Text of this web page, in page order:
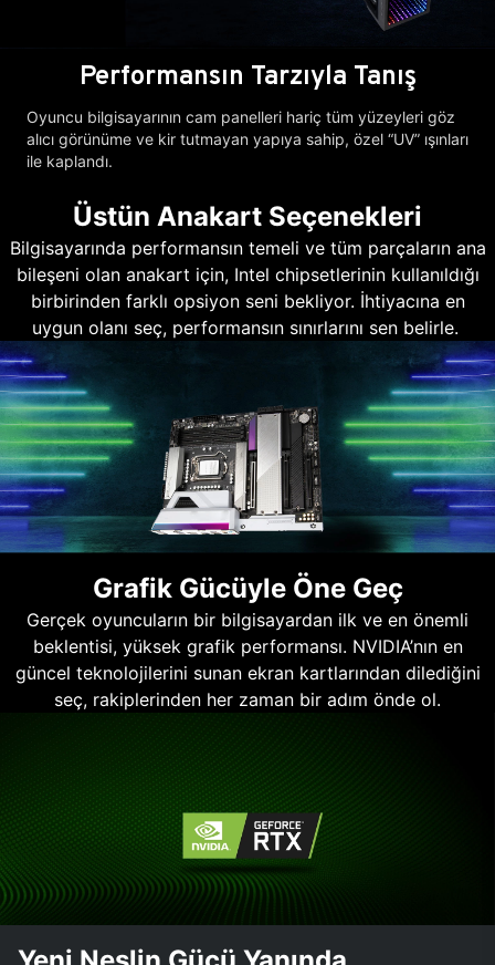
Performansın Tarzıyla Tanış
Oyuncu bilgisayarının cam panelleri hariç tüm yüzeyleri göz
alıcı görünüme ve kir tutmayan yapıya sahip, özel “UV” ışınları
ile kaplandı.
Üstün Anakart Seçenekleri
Bilgisayarında performansın temeli ve tüm parçaların ana
bileşeni olan anakart için, Intel chipsetlerinin kullanıldığı
birbirinden farklı opsiyon seni bekliyor. İhtiyacına en
uygun olanı seç, performansın sınırlarını sen belirle.
Grafik Gücüyle Öne Geç
Gerçek oyuncuların bir bilgisayardan ilk ve en önemli
beklentisi, yüksek grafik performansı. NVIDIA’nın en
güncel teknolojilerini sunan ekran kartlarından dilediğini
seç, rakiplerinden her zaman bir adım önde ol.